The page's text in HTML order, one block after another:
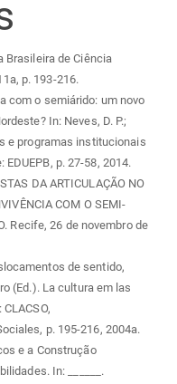
Brasileira de Ciência
p. 193-216.
com o semiárido: um novo
In: Neves, D. P.;
e programas institucionais
p. 27-58, 2014.
DA ARTICULAÇÃO NO
COM O SEMI-
Recife, 26 de novembro de
de sentido,
(Ed.). La cultura em las
p. 195-216, 2004a.
e a Construção
In: ______.